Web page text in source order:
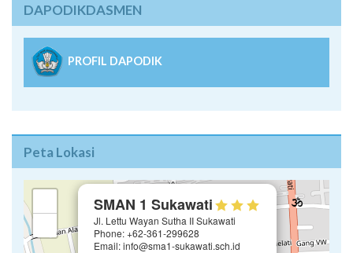
DAPODIKDASMEN
PROFIL DAPODIK
Peta Lokasi
SMAN 1 Sukawati
Jl. Lettu Wayan Sutha II Sukawati
Phone: +62-361-299628
Email: info@sma1-sukawati.sch.id